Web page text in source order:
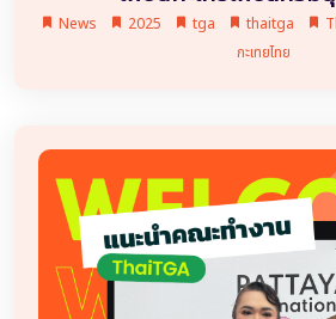
News 2025 tga thaitga
กะเทยไทย